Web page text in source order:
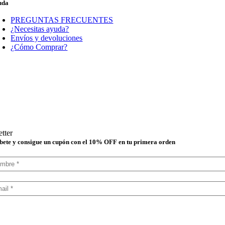
PREGUNTAS FRECUENTES
¿Necesitas ayuda?
Envíos y devoluciones
¿Cómo Comprar?
y consigue un cupón con el 10% OFF en tu primera orden